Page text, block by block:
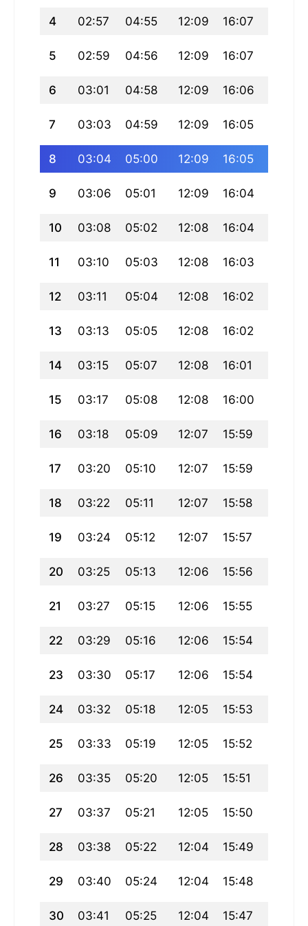
4 02:57 04:55 12:09 16:07
5 02:59 04:56 12:09 16:07
6 03:01 04:58 12:09 16:06
7 03:03 04:59 12:09 16:05
8 03:04 05:00 12:09 16:05
9 03:06 05:01 12:09 16:04
10 03:08 05:02 12:08 16:04
11 03:10 05:03 12:08 16:03
12 03:11 05:04 12:08 16:02
13 03:13 05:05 12:08 16:02
14 03:15 05:07 12:08 16:01
15 03:17 05:08 12:08 16:00
16 03:18 05:09 12:07 15:59
17 03:20 05:10 12:07 15:59
18 03:22 05:11 12:07 15:58
19 03:24 05:12 12:07 15:57
20 03:25 05:13 12:06 15:56
21 03:27 05:15 12:06 15:55
22 03:29 05:16 12:06 15:54
23 03:30 05:17 12:06 15:54
24 03:32 05:18 12:05 15:53
25 03:33 05:19 12:05 15:52
26 03:35 05:20 12:05 15:51
27 03:37 05:21 12:05 15:50
28 03:38 05:22 12:04 15:49
29 03:40 05:24 12:04 15:48
30 03:41 05:25 12:04 15:47